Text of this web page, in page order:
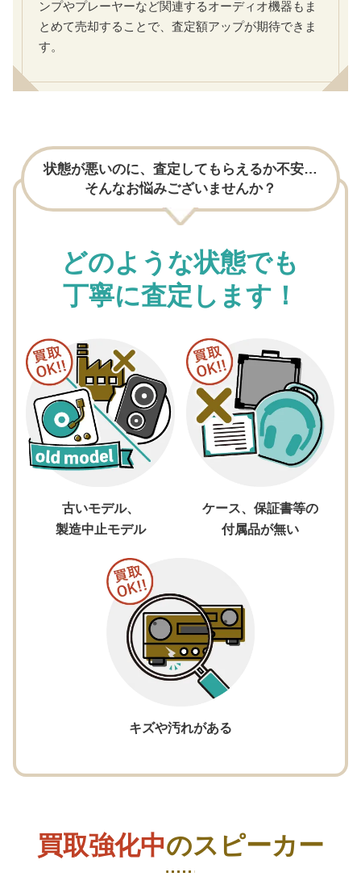
ンプやプレーヤーなど関連するオーディオ機器もま
とめて売却することで、査定額アップが期待できま
す。
状態が悪いのに、査定してもらえるか不安…
そんなお悩みございませんか？
どのような状態でも
丁寧に査定します！
古いモデル、
製造中止モデル
ケース、保証書等の
付属品が無い
キズや汚れがある
買取強化中のスピーカー